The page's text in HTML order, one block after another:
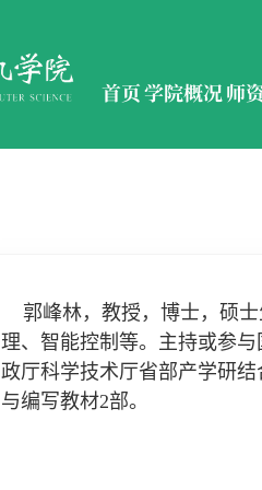
首页学院概况师
郭峰林，教授，博士，硕
理、智能控制等。主持或参
政厅科学技术厅省部产学研
与编写教材2部。